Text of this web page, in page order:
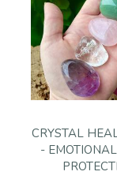
CRYSTAL
-